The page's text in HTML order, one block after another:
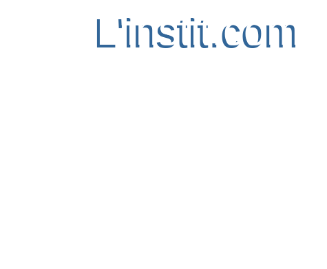
L'instit.com
L'instit.com